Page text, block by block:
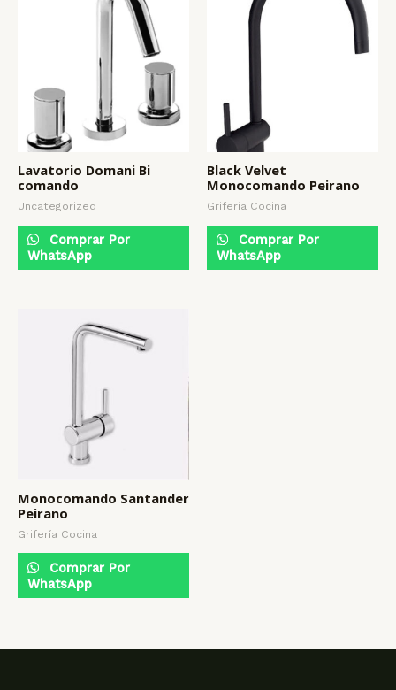
Lavatorio Domani Bi
comando
Uncategorized
Comprar Por
WhatsApp
Black Velvet
Monocomando Peirano
Grifería Cocina
Comprar Por
WhatsApp
Monocomando Santander
Peirano
Grifería Cocina
Comprar Por
WhatsApp